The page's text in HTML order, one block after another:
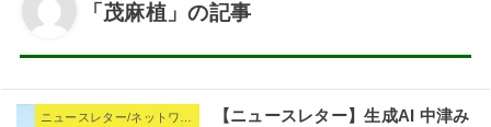
「茂麻植」の記事
【ニュースレター】生成AI 中津み